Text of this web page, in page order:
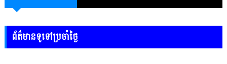
ព័ត៌មានទូទៅប្រចាំថ្ងៃ